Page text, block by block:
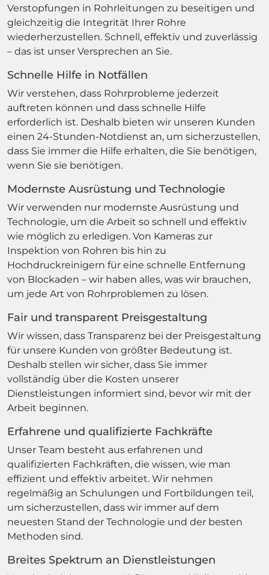
Verstopfungen in Rohrleitungen zu beseitigen und
gleichzeitig die Integrität Ihrer Rohre
wiederherzustellen. Schnell, effektiv und zuverlässig
– das ist unser Versprechen an Sie.
Schnelle Hilfe in Notfällen
Wir verstehen, dass Rohrprobleme jederzeit
auftreten können und dass schnelle Hilfe
erforderlich ist. Deshalb bieten wir unseren Kunden
einen 24-Stunden-Notdienst an, um sicherzustellen,
dass Sie immer die Hilfe erhalten, die Sie benötigen,
wenn Sie sie benötigen.
Modernste Ausrüstung und Technologie
Wir verwenden nur modernste Ausrüstung und
Technologie, um die Arbeit so schnell und effektiv
wie möglich zu erledigen. Von Kameras zur
Inspektion von Rohren bis hin zu
Hochdruckreinigern für eine schnelle Entfernung
von Blockaden – wir haben alles, was wir brauchen,
um jede Art von Rohrproblemen zu lösen.
Fair und transparent Preisgestaltung
Wir wissen, dass Transparenz bei der Preisgestaltung
für unsere Kunden von größter Bedeutung ist.
Deshalb stellen wir sicher, dass Sie immer
vollständig über die Kosten unserer
Dienstleistungen informiert sind, bevor wir mit der
Arbeit beginnen.
Erfahrene und qualifizierte Fachkräfte
Unser Team besteht aus erfahrenen und
qualifizierten Fachkräften, die wissen, wie man
effizient und effektiv arbeitet. Wir nehmen
regelmäßig an Schulungen und Fortbildungen teil,
um sicherzustellen, dass wir immer auf dem
neuesten Stand der Technologie und der besten
Methoden sind.
Breites Spektrum an Dienstleistungen